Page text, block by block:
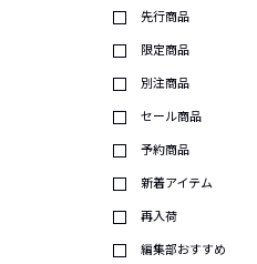
先行商品
限定商品
別注商品
セール商品
予約商品
新着アイテム
再入荷
編集部おすすめ